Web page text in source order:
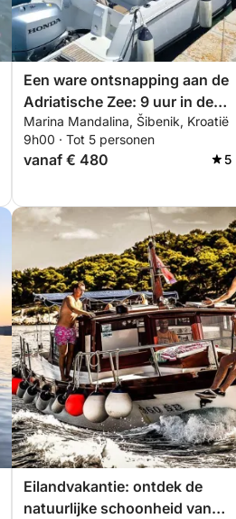
Een ware ontsnapping aan de
Adriatische Zee: 9 uur in de
ongerepte schoonheid van
Šibenik.
Marina Mandalina, Šibenik, Kroatië
9h00 · Tot 5 personen
vanaf € 480 5
Eilandvakantie: ontdek de
natuurlijke schoonheid van